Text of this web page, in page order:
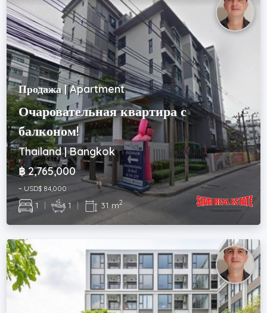
Продажа | Apartment
Очаровательная квартира с
балконом!
Thailand | Bangkok
฿ 2,765,000
~ USD$ 84,000
1 | 1 | 31 m2